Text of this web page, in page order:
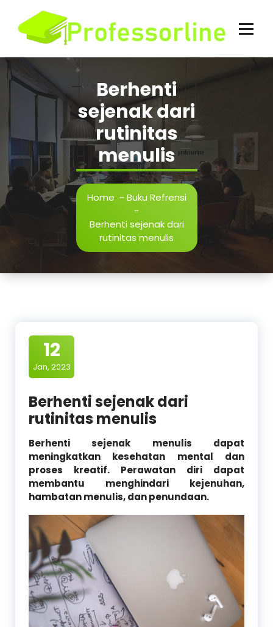
content
Berhenti
sejenak dari
rutinitas
menulis
Home - Buku Refrensi
-
Berhenti sejenak dari
rutinitas menulis
12
Jan, 2023
Berhenti sejenak dari
rutinitas menulis
Berhenti sejenak menulis dapat
meningkatkan kesehatan mental dan
proses kreatif. Perawatan diri dapat
membantu menghindari kejenuhan,
hambatan menulis, dan penundaan.